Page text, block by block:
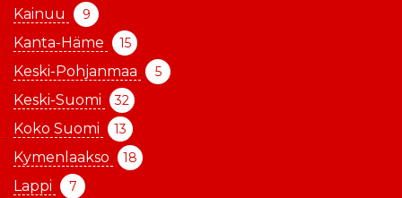
Kainuu 9
Kanta-Häme 15
Keski-Pohjanmaa 5
Keski-Suomi 32
Koko Suomi 13
Kymenlaakso 18
Lappi 7